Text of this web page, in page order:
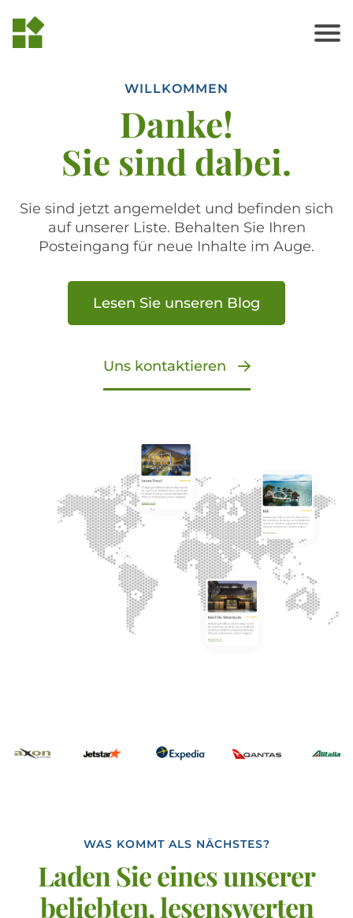
WILLKOMMEN
Danke!
Sie sind dabei.
Sie sind jetzt angemeldet und befinden sich
auf unserer Liste. Behalten Sie Ihren
Posteingang für neue Inhalte im Auge.
Lesen Sie unseren Blog
Uns kontaktieren
WAS KOMMT ALS NÄCHSTES?
Laden Sie eines unserer
beliebten, lesenswerten